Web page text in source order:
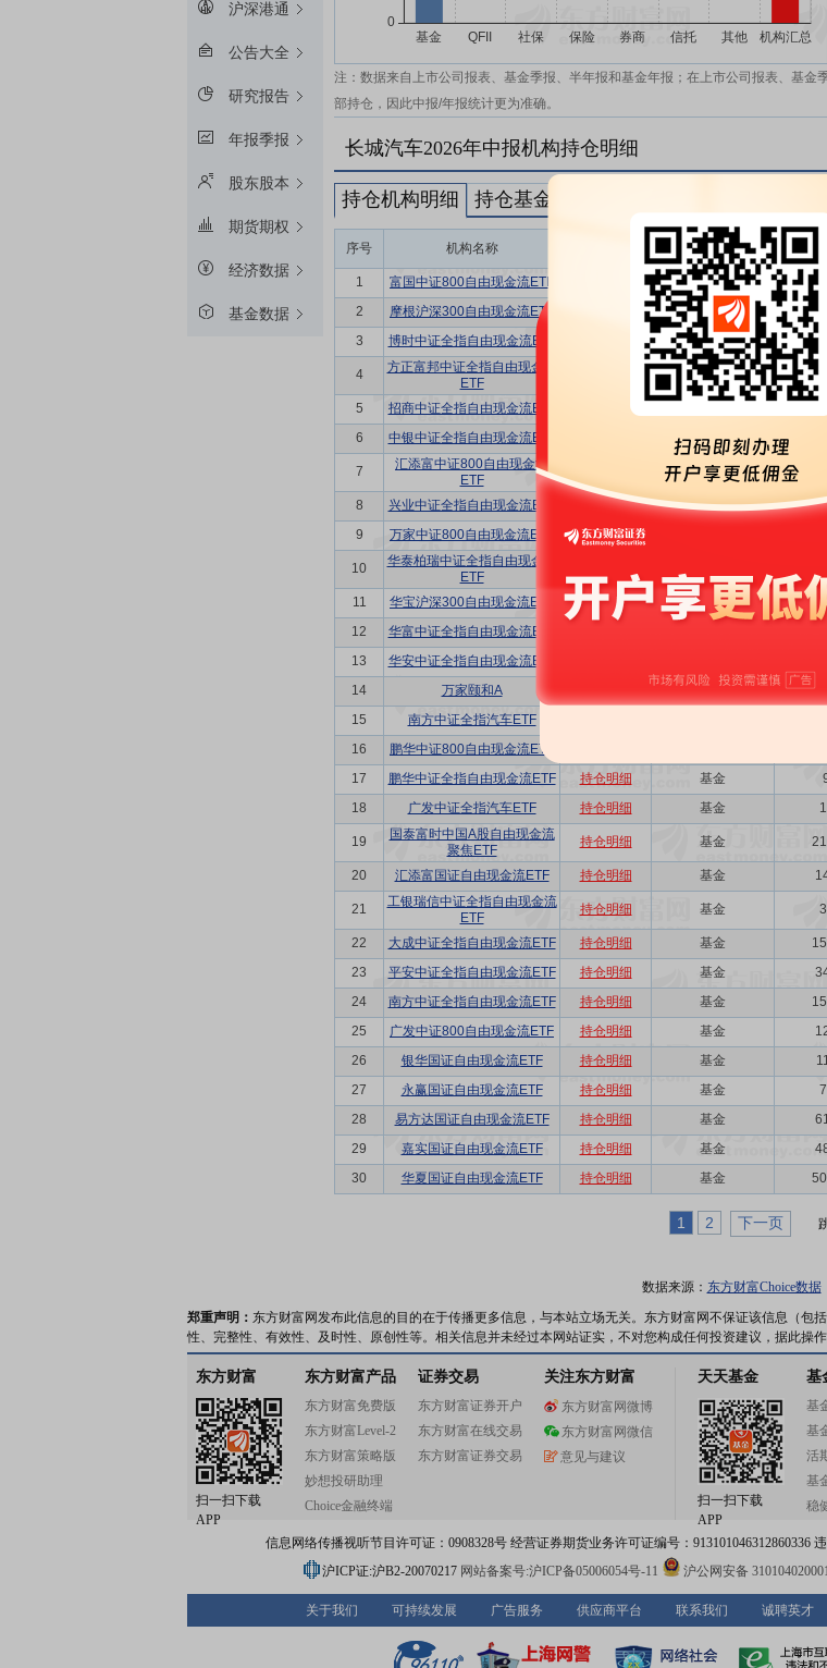
沪深港通
公告大全
研究报告
年报季报
股东股本
期货期权
经济数据
基金数据
注：数据来自上市公司报表、基金季报、半年报和基金年报；在上市公司报表、基
部持仓，因此中报/年报统计更为准确。
长城汽车2026年中报机构持仓明细
持仓机构明细 持仓基金明细
序号 机构名称 机构属性
1 富国中证800自由现金流ETF 基金
2
摩根沪深300自由现金流ETF 基金
3
博时中证全指自由现金流ETF 基金
4
方正富邦中证全指自由现金流
ETF
基金
5 招商中证全指自由现金流ETF 持仓明细
6
中银中证全指自由现金流ETF 基金
7
汇添富中证800自由现金流
ETF
基金
8 兴业中证全指自由现金流ETF 持仓明细 基金
9
万家中证800自由现金流ETF 持仓明细
10
华泰柏瑞中证全指自由现金流
ETF
11 华宝沪深300自由现金流ETF 持仓明细 基金
12
华富中证全指自由现金流ETF
13
华安中证全指自由现金流ETF
14
万家颐和A 基金
15
南方中证全指汽车ETF
16
鹏华中证800自由现金流ETF
17
鹏华中证全指自由现金流ETF 持仓明细 基金
18
广发中证全指汽车ETF 持仓明细 基金
19
国泰富时中国A股自由现金流
聚焦ETF
持仓明细 基金
20 汇添富国证自由现金流ETF 持仓明细 基金
21
工银瑞信中证全指自由现金流
ETF
持仓明细 基金
22 大成中证全指自由现金流ETF 持仓明细 基金
23
平安中证全指自由现金流ETF 持仓明细 基金
24
南方中证全指自由现金流ETF 持仓明细 基金
25
广发中证800自由现金流ETF 持仓明细 基金
26
银华国证自由现金流ETF 持仓明细 基金
27
永赢国证自由现金流ETF 持仓明细 基金
28
易方达国证自由现金流ETF 持仓明细 基金
29
嘉实国证自由现金流ETF 持仓明细 基金
30
华夏国证自由现金流ETF 持仓明细 基金
1 2 下一页
数据来源： 东方财富Choice数据
郑重声明： 东方财富网发布此信息的目的在于传播更多信息，与本站立场无关。东方财富网不保证该信息（
性、完整性、有效性、及时性、原创性等。相关信息并未经过本网站证实，不对您构成任何投资建议，据此操作
东方财富
扫一扫下载
APP
东方财富产品
东方财富免费版
东方财富Level-2
东方财富策略版
妙想投研助理
Choice金融终端
证券交易
东方财富证券开户
东方财富在线交易
东方财富证券交易
关注东方财富
东方财富网微博
东方财富网微信
意见与建议
天天基金
扫一扫下载
APP
基
基
基
活
基
稳
信息网络传播视听节目许可证：0908328号 经营证券期货业务许可证编号：913101046312860336
沪ICP证:沪B2-20070217 网站备案号:沪ICP备05006054号-11 沪公网安备
关于我们 可持续发展 广告服务 供应商平台 联系我们 诚聘英才